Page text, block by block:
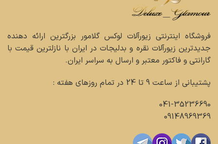
فروشگاه اینترنتی زیورآلات لوکس گلامور بزرگترین ارائه دهنده
جدیدترین زیورآلات نقره و بدلیجات در ایران با نازلترین قیمت با
گارانتی و فاکتور معتبر و ارسال به سراسر ایران.
پشتیبانی از ساعت 9 تا 24 در تمام روزهای هفته :
041-35236690
09148969369